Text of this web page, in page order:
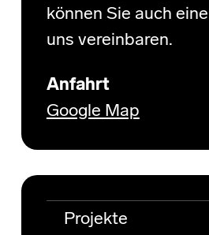
können Sie auch
uns vereinbaren.
Anfahrt
Google Map
Projekte